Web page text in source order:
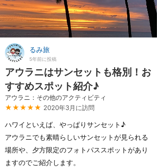
るみ旅
5年前に投稿
アウラニはサンセットも格別！お
すすめスポット紹介♪
アウラニ：その他のアクティビティ
★★★★★ 2020年3月に訪問
ハワイといえば、やっぱりサンセット♪
アウラニでも素晴らしいサンセットが見られる
場所や、夕方限定のフォトパススポットがあり
ますのでご紹介します。